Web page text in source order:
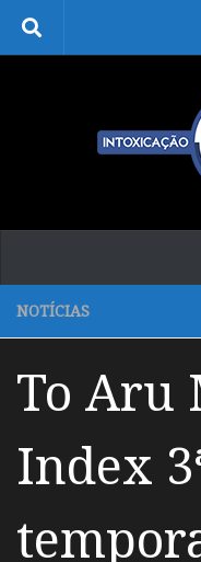
Skip to content
NOTÍCIAS
To Aru
Index